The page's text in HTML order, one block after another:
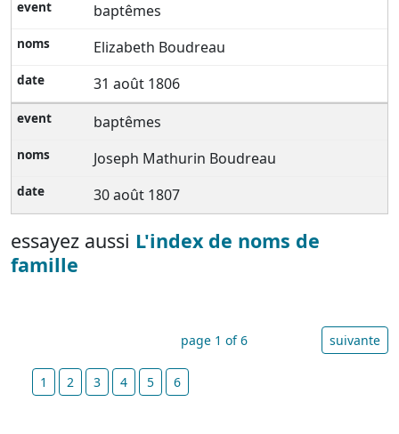
baptêmes
Elizabeth Boudreau
31 août 1806
baptêmes
Joseph Mathurin Boudreau
30 août 1807
essayez aussi L'index de noms de
famille
page 1 of 6 suivante
1 2 3 4 5 6